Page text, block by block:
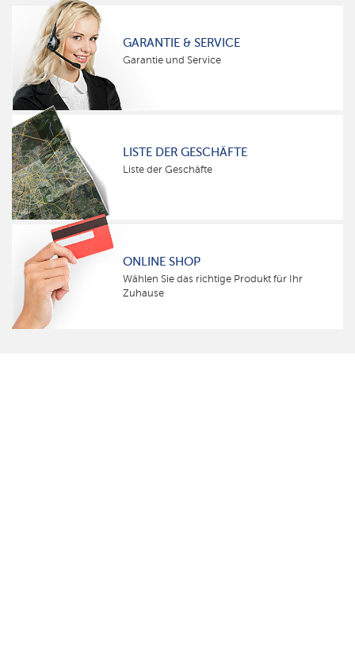
GARANTIE & SERVICE
Garantie und Service
LISTE DER GESCHÄFTE
Liste der Geschäfte
ONLINE SHOP
Wählen Sie das richtige Produkt für Ihr
Zuhause